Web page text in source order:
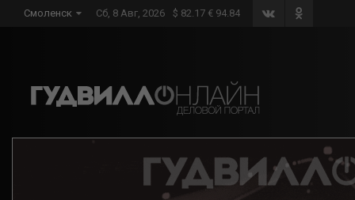
Смоленск Сб, 8 Авг, 2026 $ 82.17 € 94.84